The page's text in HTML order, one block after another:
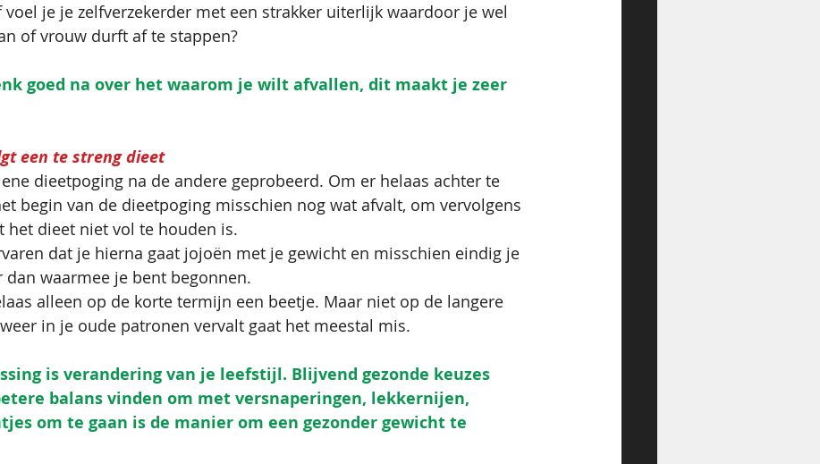
voel je je zelfverzekerder met een strakker uiterlijk waardoor je wel
of vrouw durft af te stappen?
goed na over het waarom je wilt afvallen, dit maakt je zeer
een te streng dieet
dieetpoging na de andere geprobeerd. Om er helaas achter te
begin van de dieetpoging misschien nog wat afvalt, om vervolgens
het dieet niet vol te houden is.
dat je hierna gaat jojoën met je gewicht en misschien eindig je
dan waarmee je bent begonnen.
alleen op de korte termijn een beetje. Maar niet op de langere
in je oude patronen vervalt gaat het meestal mis.
is verandering van je leefstijl. Blijvend gezonde keuzes
balans vinden om met versnaperingen, lekkernijen,
om te gaan is de manier om een gezonder gewicht te